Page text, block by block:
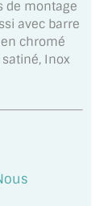
de montage
avec barre
chromé
Inox